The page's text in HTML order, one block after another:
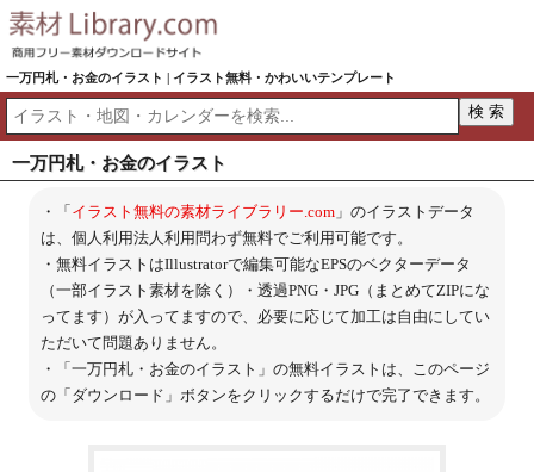
一万円札・お金のイラスト | イラスト無料・かわいいテンプレート
一万円札・お金のイラスト
・「イラスト無料の素材ライブラリー.com」のイラストデータ
は、個人利用法人利用問わず無料でご利用可能です。
・無料イラストはIllustratorで編集可能なEPSのベクターデータ
（一部イラスト素材を除く）・透過PNG・JPG（まとめてZIPにな
ってます）が入ってますので、必要に応じて加工は自由にしてい
ただいて問題ありません。
・「一万円札・お金のイラスト」の無料イラストは、このページ
の「ダウンロード」ボタンをクリックするだけで完了できます。